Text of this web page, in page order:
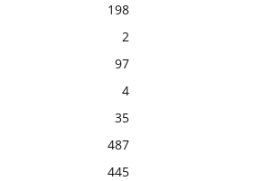
198
2
97
4
35
487
445